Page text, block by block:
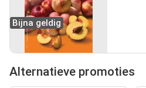
Bijna geldig
Alternatieve promoties